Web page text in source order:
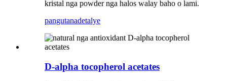
kristal nga powder nga halos walay baho o lami.
pangutanadetalye
D-alpha tocopherol acetates